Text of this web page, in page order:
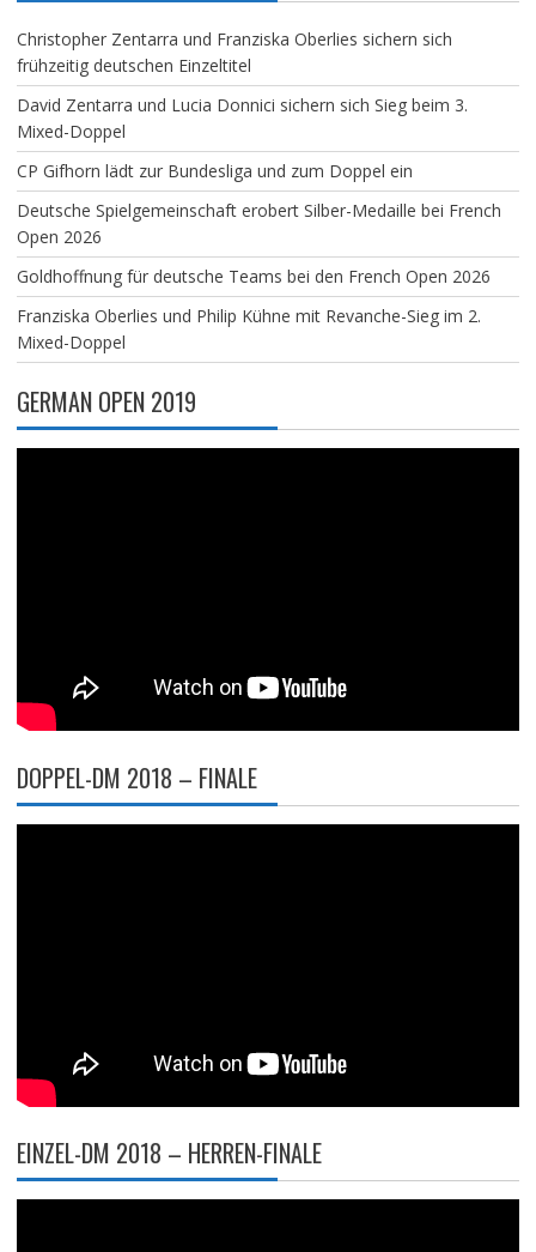
Christopher Zentarra und Franziska Oberlies sichern sich
frühzeitig deutschen Einzeltitel
David Zentarra und Lucia Donnici sichern sich Sieg beim 3.
Mixed-Doppel
CP Gifhorn lädt zur Bundesliga und zum Doppel ein
Deutsche Spielgemeinschaft erobert Silber-Medaille bei French
Open 2026
Goldhoffnung für deutsche Teams bei den French Open 2026
Franziska Oberlies und Philip Kühne mit Revanche-Sieg im 2.
Mixed-Doppel
GERMAN OPEN 2019
DOPPEL-DM 2018 – FINALE
EINZEL-DM 2018 – HERREN-FINALE